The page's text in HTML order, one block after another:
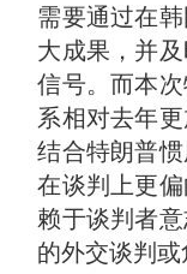
需要通过在
大成果，并
信号。而本
系相对去年
结合特朗普
在谈判上更
赖于谈判者
的外交谈判或